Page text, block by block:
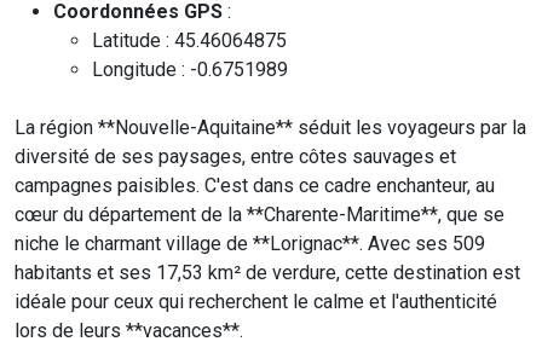
Coordonnées GPS :
Latitude : 45.46064875
Longitude : -0.6751989
La région **Nouvelle-Aquitaine** séduit les voyageurs par la
diversité de ses paysages, entre côtes sauvages et
campagnes paisibles. C'est dans ce cadre enchanteur, au
cœur du département de la **Charente-Maritime**, que se
niche le charmant village de **Lorignac**. Avec ses 509
habitants et ses 17,53 km² de verdure, cette destination est
idéale pour ceux qui recherchent le calme et l'authenticité
lors de leurs **vacances**.